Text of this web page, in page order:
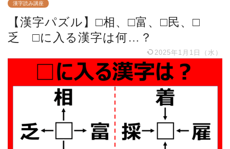
漢字読み講座
【漢字パズル】□相、□富、□民、□
乏 □に入る漢字は何…？
2025年1月1日（水）